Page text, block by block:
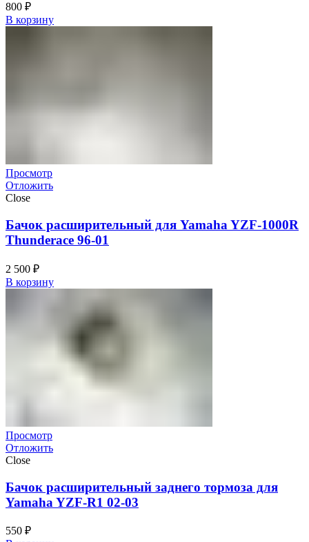
800 ₽
В корзину
Просмотр
Отложить
Close
Бачок расширительный для Yamaha YZF-1000R
Thunderace 96-01
2 500 ₽
В корзину
Просмотр
Отложить
Close
Бачок расширительный заднего тормоза для
Yamaha YZF-R1 02-03
550 ₽